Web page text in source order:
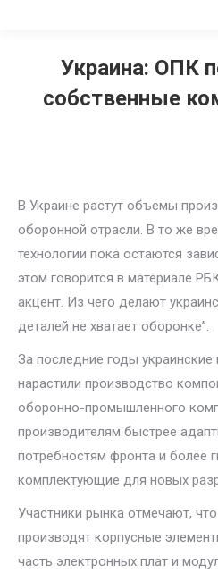
Украина: ОПК
собственные
В Украине растут объемы
оборонной отрасли. В то же
технологии пока остаются
этом говорится в материале
акцент. Из чего делают
деталей не хватает оборонке”.
За последние годы
нарастили производство
оборонно-промышленного
производителям быстрее
потребностям фронта и более
комплектующие для новых
Участники рынка отмечают,
производят корпусные
часть электронных плат и